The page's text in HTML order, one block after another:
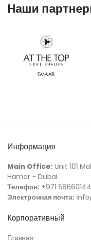
Наши
Информация
Main Office: Unit 101
Hamar - Dubai
Телефон: +971
Электронная почта:
Корпоративный
Главная